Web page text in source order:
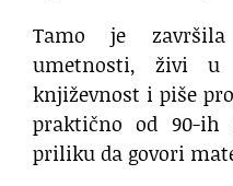
Tamo je
umetnosti, živi u
književnost i piše
praktično od 90-
priliku da govori